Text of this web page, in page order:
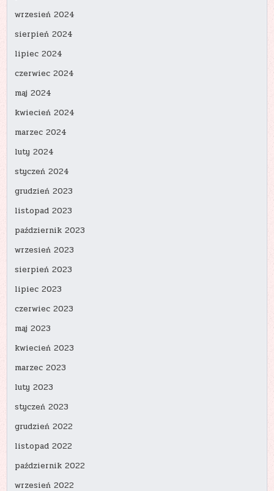
wrzesień 2024
sierpień 2024
lipiec 2024
czerwiec 2024
maj 2024
kwiecień 2024
marzec 2024
luty 2024
styczeń 2024
grudzień 2023
listopad 2023
październik 2023
wrzesień 2023
sierpień 2023
lipiec 2023
czerwiec 2023
maj 2023
kwiecień 2023
marzec 2023
luty 2023
styczeń 2023
grudzień 2022
listopad 2022
październik 2022
wrzesień 2022